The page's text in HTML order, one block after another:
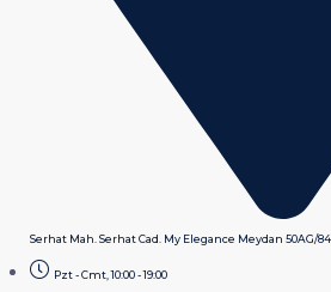
Serhat Mah. Serhat Cad. My Elegance Meydan 50AG/
Pzt - Cmt, 10:00 - 19:00